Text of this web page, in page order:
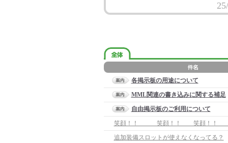
各掲示板の用途について
MML関連の書き込みに関する補足
自由掲示板のご利用について
追加装備スロットが使えなくなってる？